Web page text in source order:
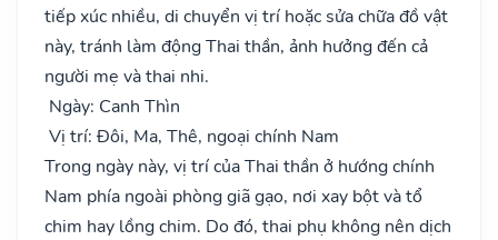
tiếp xúc nhiều, di chuyển vị trí hoặc sửa chữa đồ vật
này, tránh làm động Thai thần, ảnh hưởng đến cả
người mẹ và thai nhi.
Ngày: Canh Thìn
Vị trí: Đôi, Ma, Thê, ngoại chính Nam
Trong ngày này, vị trí của Thai thần ở hướng chính
Nam phía ngoài phòng giã gạo, nơi xay bột và tổ
chim hay lồng chim. Do đó, thai phụ không nên dịch